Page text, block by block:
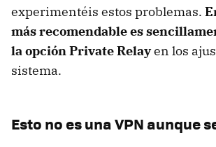
experimentéis estos problemas.
más recomendable es
la opción Private Relayen los
sistema.
Esto no es una VPN aunque